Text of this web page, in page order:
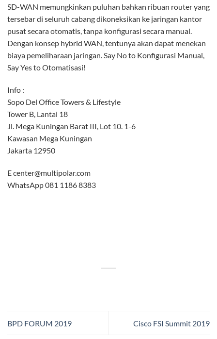
SD-WAN memungkinkan puluhan bahkan ribuan router yang
tersebar di seluruh cabang dikoneksikan ke jaringan kantor
pusat secara otomatis, tanpa konfigurasi secara manual.
Dengan konsep hybrid WAN, tentunya akan dapat menekan
biaya pemeliharaan jaringan. Say No to Konfigurasi Manual,
Say Yes to Otomatisasi!
Info :
Sopo Del Office Towers & Lifestyle
Tower B, Lantai 18
Jl. Mega Kuningan Barat III, Lot 10. 1-6
Kawasan Mega Kuningan
Jakarta 12950
E center@multipolar.com
WhatsApp 081 1186 8383
BPD FORUM 2019 Cisco FSI Summit 2019